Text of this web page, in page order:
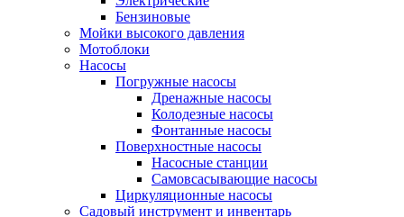
Бензиновые
Мойки высокого давления
Мотоблоки
Насосы
Погружные насосы
Дренажные насосы
Колодезные насосы
Фонтанные насосы
Поверхностные насосы
Насосные станции
Самовсасывающие насосы
Циркуляционные насосы
Садовый инструмент и инвентарь